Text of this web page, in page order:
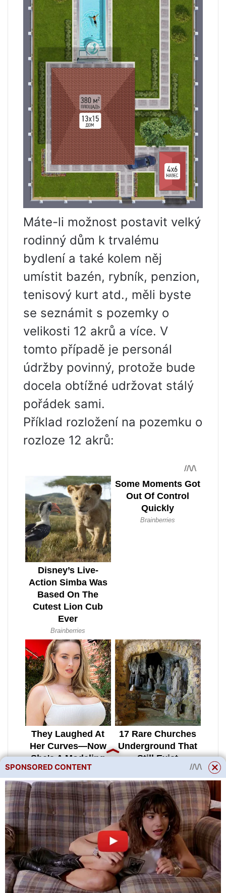
Máte-li možnost postavit velký
rodinný dům k trvalému
bydlení a také kolem něj
umístit bazén, rybník, penzion,
tenisový kurt atd., měli byste
se seznámit s pozemky o
velikosti 12 akrů a více. V
tomto případě je personál
údržby povinný, protože bude
docela obtížné udržovat stálý
pořádek sami.
Příklad rozložení na pozemku o
rozloze 12 akrů:
SPONSORED CONTENT